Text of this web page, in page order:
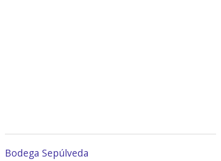
Bodega Sepúlveda